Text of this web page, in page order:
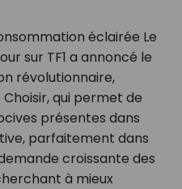
éclairée Le
sur TF1 a annoncé le
révolutionnaire,
qui permet de
présentes dans
parfaitement dans
croissante des
à mieux